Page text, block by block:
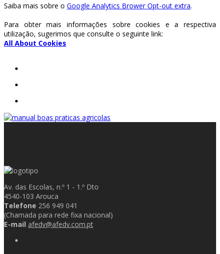
Saiba mais sobre o Google Analytics Brower Opt-out extra.
Para obter mais informações sobre cookies e a respectiva
utilização, sugerimos que consulte o seguinte link:
All About Cookies
Av. das Escolas, n.º 1 - 1.º Dto
4540-103 Arouca
Telefone 256 949 041
(Chamada para rede fixa nacional)
E-mail afedv@afedv.com.pt